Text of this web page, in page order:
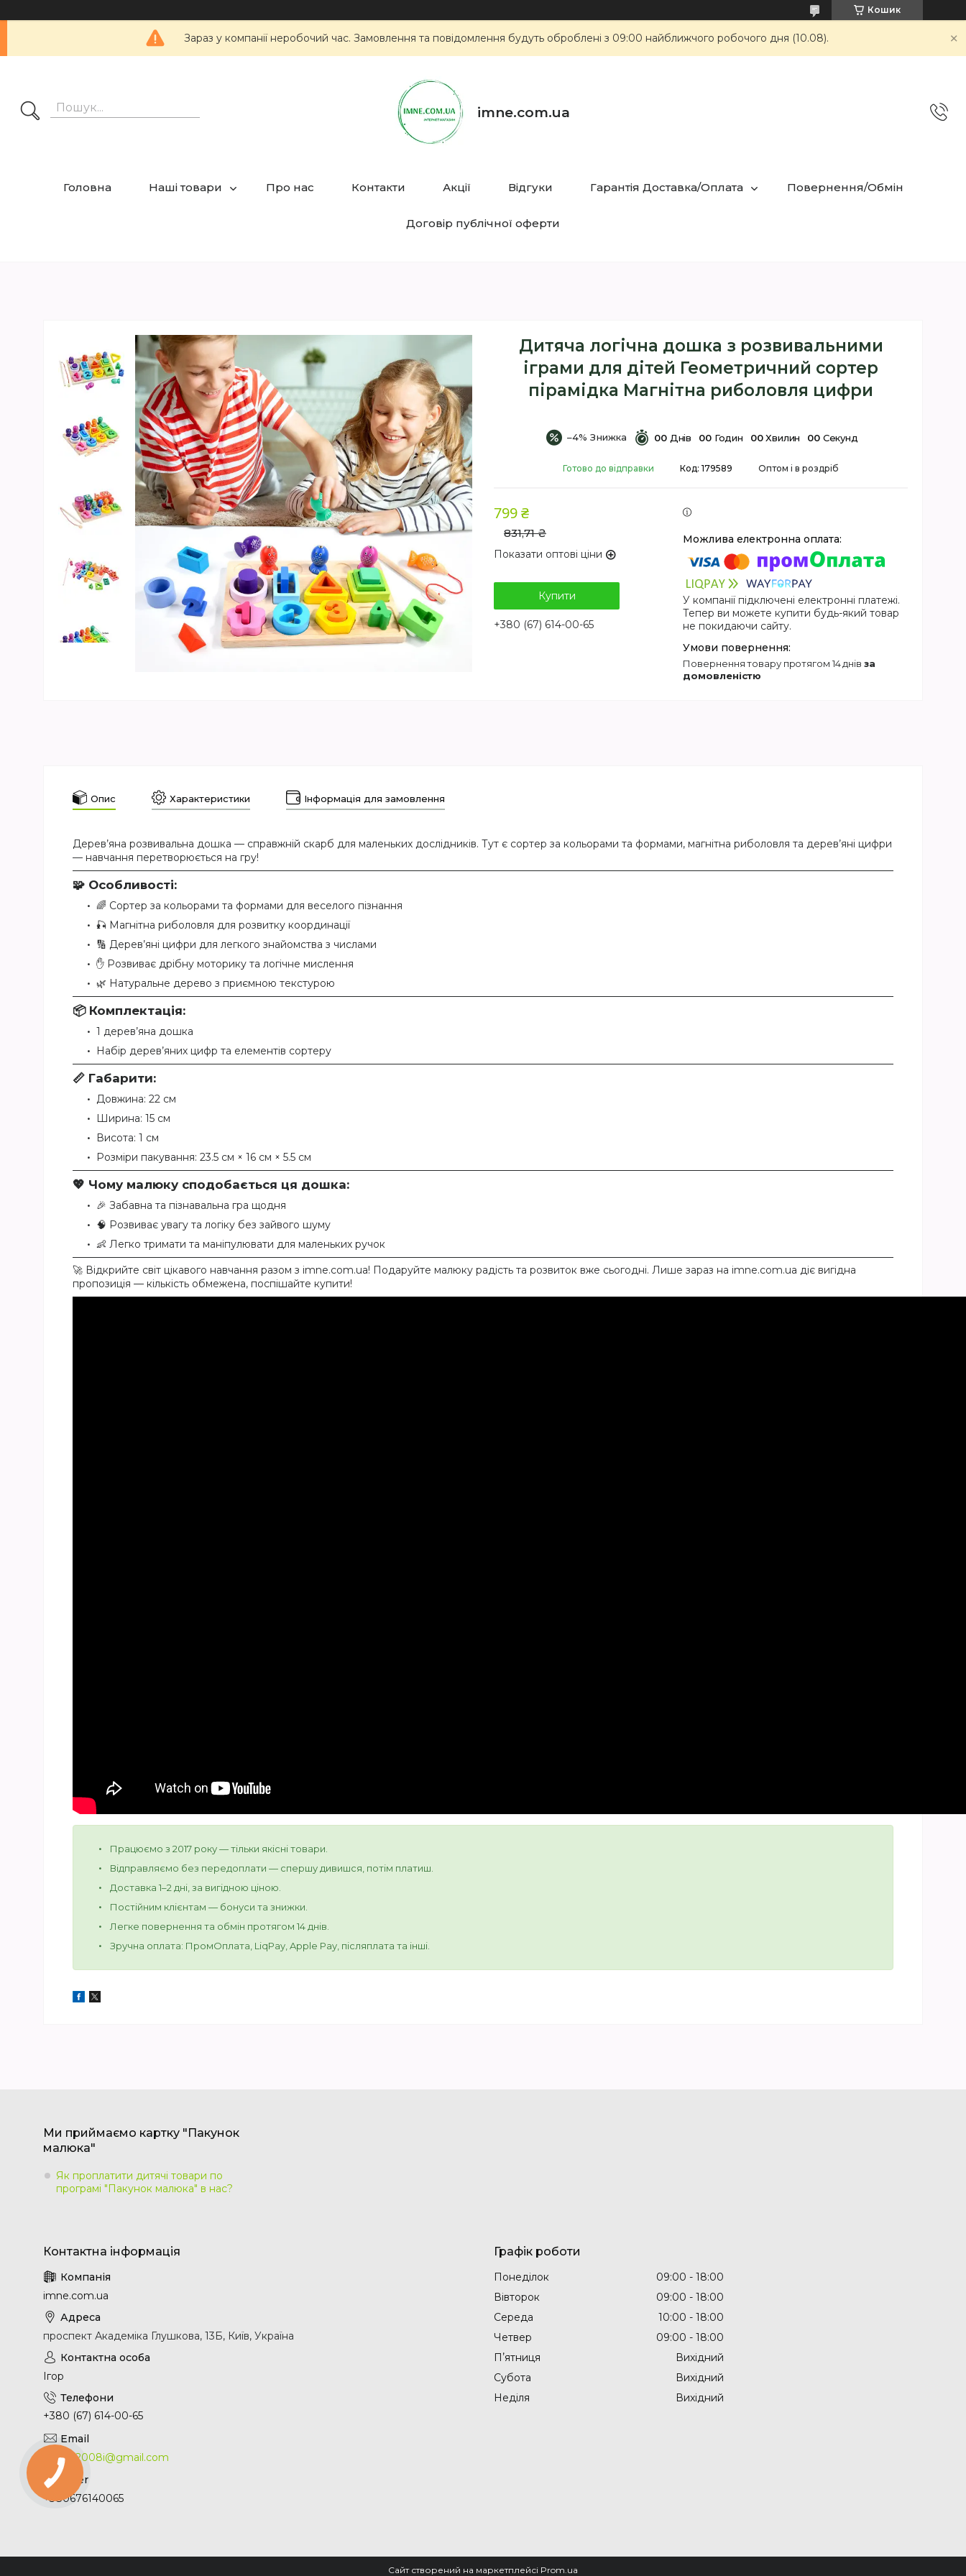
Кошик
Зараз у компанії неробочий час. Замовлення та повідомлення будуть оброблені з 09:00 найближчого робочого дня (10.08).
imne.com.ua
Головна Наші товари Про нас Контакти Акції Відгуки Гарантія Доставка/Оплата Повернення/Обмін
Договір публічної оферти
Дитяча логічна дошка з розвивальними
іграми для дітей Геометричний сортер
пірамідка Магнітна риболовля цифри
–4% 00 Днів 00 Годин 00 Хвилин 00 Секунд
Готово до відправки Оптом і в роздріб
Код: 179589
831,71 ₴
799 ₴
Показати оптові ціни
Купити
+380 (67) 614-00-65
У компанії підключені електронні платежі.
Тепер ви можете купити будь-який товар
не покидаючи сайту.
повернення товару протягом 14 днів за
домовленістю
Опис Характеристики Інформація для замовлення
Дерев’яна розвивальна дошка — справжній скарб для маленьких дослідників. Тут є сортер за кольорами та формами, магнітна риболовля та дерев’яні цифри
— навчання перетворюється на гру!
🧩 Особливості:
🌈 Сортер за кольорами та формами для веселого пізнання
🎣 Магнітна риболовля для розвитку координації
🔢 Дерев’яні цифри для легкого знайомства з числами
✋ Розвиває дрібну моторику та логічне мислення
🌿 Натуральне дерево з приємною текстурою
📦 Комплектація:
1 дерев’яна дошка
Набір дерев’яних цифр та елементів сортеру
📏 Габарити:
Довжина: 22 см
Ширина: 15 см
Висота: 1 см
Розміри пакування: 23.5 см × 16 см × 5.5 см
💖 Чому малюку сподобається ця дошка:
🎉 Забавна та пізнавальна гра щодня
🧠 Розвиває увагу та логіку без зайвого шуму
👶 Легко тримати та маніпулювати для маленьких ручок
🚀 Відкрийте світ цікавого навчання разом з imne.com.ua! Подаруйте малюку радість та розвиток вже сьогодні. Лише зараз на imne.com.ua діє вигідна
пропозиція — кількість обмежена, поспішайте купити!
Працюємо з 2017 року — тільки якісні товари.
Відправляємо без передоплати — спершу дивишся, потім платиш.
Доставка 1–2 дні, за вигідною ціною.
Постійним клієнтам — бонуси та знижки.
Легке повернення та обмін протягом 14 днів.
Зручна оплата: ПромОплата, LiqPay, Apple Pay, післяплата та інші.
Ми приймаємо картку "Пакунок
малюка"
Як проплатити дитячі товари по
програмі "Пакунок малюка" в нас?
imne.com.ua
проспект Академіка Глушкова, 13Б, Київ, Україна
Ігор
+380 (67) 614-00-65
0661512008i@gmail.com
+380676140065
Графік роботи
Понеділок 09:00
18:00
Вівторок
09:00
18:00
Середа
10:00
18:00
Четвер
09:00
18:00
Пʼятниця
Вихідний
Субота
Вихідний
Неділя
Вихідний
Сайт створений на маркетплейсі Prom.ua